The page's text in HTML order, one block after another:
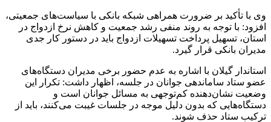
وی با تأکید بر ضرورت همراهی شبکه بانکی با سیاست‌های جمعیتی،
افزود: با توجه به روند منفی رشد جمعیت و کاهش نرخ ازدواج در
استان، تسهیل پرداخت تسهیلات ازدواج باید در دستور کار جدی
مدیران بانکی قرار گیرد.
استاندار گیلان با اشاره به عدم حضور برخی مدیران دستگاه‌های
عضو ستاد ساماندهی جوانان در جلسه، اظهار داشت: تکرار این
وضعیت نشان‌دهنده کم‌توجهی به مسائل جوانان است و
دستگاه‌هایی که بدون دلیل موجه در جلسات غیبت می‌کنند، باید از
ترکیب ستاد حذف شوند.